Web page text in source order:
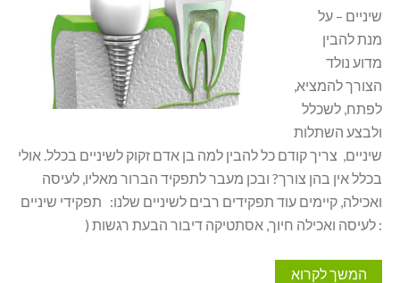
שיניים – על
מנת להבין
מדוע נולד
הצורך להמציא,
לפתח, לשכלל
ולבצע השתלות
שיניים, צריך קודם כל להבין למה בן אדם זקוק לשיניים בכלל. אולי
בכלל אין בהן צורך? ובכן מעבר לתפקיד הברור מאליו, לעיסה
ואכילה, קיימים עוד תפקידים רבים לשיניים שלנו: תפקידי שיניים
: לעיסה ואכילה חיוך, אסתטיקה דיבור הבעת רגשות (
המשך לקרוא